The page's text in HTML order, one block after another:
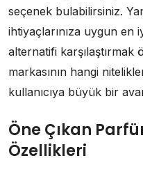
seçenek bulabilirsiniz.
ihtiyaçlarınıza uygun
alternatifi karşılaştırmak
markasının hangi
kullanıcıya büyük bir
Öne Çıkan
Özellikleri